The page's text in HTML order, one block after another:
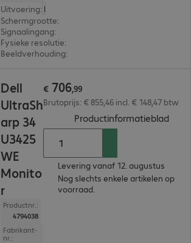
Uitvoering: Europa
Schermgrootte:
Signaalingang:
Fysieke resolutie:
Beeldverhouding:
Dell
UltraSh
arp 34
U3425
WE
Monito
r
Productnr.:
4794038
Fabrikant-
nr.:
€ 706,99
Brutoprijs: € 855,46 incl. € 148,47 btw
Productinformatieblad
Levering vanaf 12. augustus
Nog slechts enkele artikelen op
voorraad.